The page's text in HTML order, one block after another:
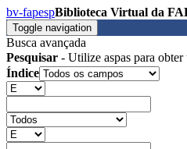
bv-fapespBiblioteca Virtual da
Toggle navigation
Busca avançada
Pesquisar - Utilize aspas para
Índice